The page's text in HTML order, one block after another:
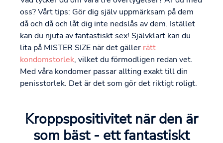
oss? Vårt tips: Gör dig själv uppmärksam på dem
då och då och låt dig inte nedslås av dem. Istället
kan du njuta av fantastiskt sex! Självklart kan du
lita på MISTER SIZE när det gäller rätt
kondomstorlek, vilket du förmodligen redan vet.
Med våra kondomer passar allting exakt till din
penisstorlek. Det är det som gör det riktigt roligt.
Kroppspositivitet när den är
som bäst - ett fantastiskt